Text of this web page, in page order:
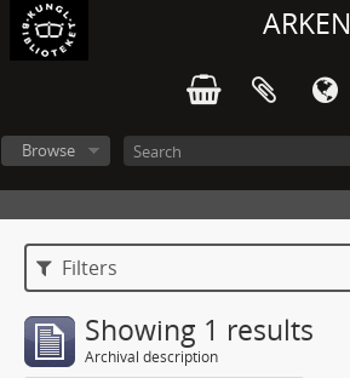
ARKEN
Browse
Filters
Showing 1 results
Archival description